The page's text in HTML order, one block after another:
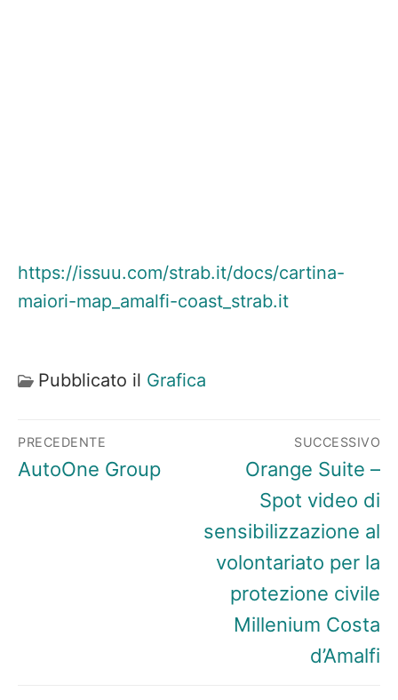
https://issuu.com/strab.it/docs/cartina-
maiori-map_amalfi-coast_strab.it
Pubblicato il Grafica
Navigazione
articoli
PRECEDENTE
Articolo
AutoOne Group
SUCCESSIVO
Articolo
successivo:
Orange Suite –
Spot video di
sensibilizzazione al
volontariato per la
protezione civile
Millenium Costa
d’Amalfi